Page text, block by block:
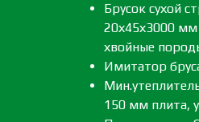
Брусок сухой
20х45х3000
хвойные
Имитатор
150 мм плита,